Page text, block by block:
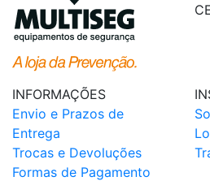
INFORMAÇÕES
Envio e Prazos de
Entrega
Trocas e Devoluções
Formas de Pagamento